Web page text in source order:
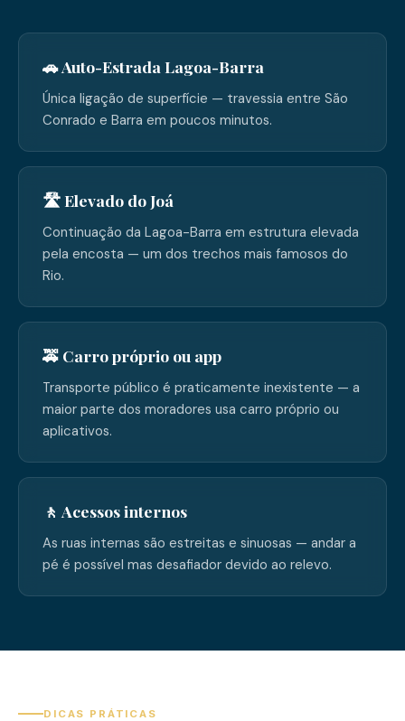
🚗 Auto-Estrada Lagoa-Barra
Única ligação de superfície — travessia entre São
Conrado e Barra em poucos minutos.
🛣️ Elevado do Joá
Continuação da Lagoa-Barra em estrutura elevada
pela encosta — um dos trechos mais famosos do
Rio.
🚕 Carro próprio ou app
Transporte público é praticamente inexistente — a
maior parte dos moradores usa carro próprio ou
aplicativos.
🚶 Acessos internos
As ruas internas são estreitas e sinuosas — andar a
pé é possível mas desafiador devido ao relevo.
DICAS PRÁTICAS